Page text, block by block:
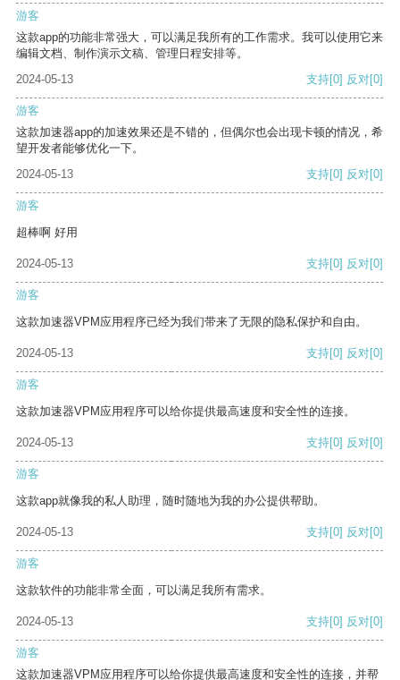
游客
这款app的功能非常强大，可以满足我所有的工作需求。我可以使用它来
编辑文档、制作演示文稿、管理日程安排等。
2024-05-13
支持[0] 反对[0]
游客
这款加速器app的加速效果还是不错的，但偶尔也会出现卡顿的情况，希
望开发者能够优化一下。
2024-05-13
支持[0] 反对[0]
游客
超棒啊 好用
2024-05-13 支持[0] 反对[0]
游客
这款加速器VPM应用程序已经为我们带来了无限的隐私保护和自由。
2024-05-13 支持[0] 反对[0]
游客
这款加速器VPM应用程序可以给你提供最高速度和安全性的连接。
2024-05-13 支持[0] 反对[0]
游客
这款app就像我的私人助理，随时随地为我的办公提供帮助。
2024-05-13 支持[0] 反对[0]
游客
这款软件的功能非常全面，可以满足我所有需求。
2024-05-13 支持[0] 反对[0]
游客
这款加速器VPM应用程序可以给你提供最高速度和安全性的连接，并帮